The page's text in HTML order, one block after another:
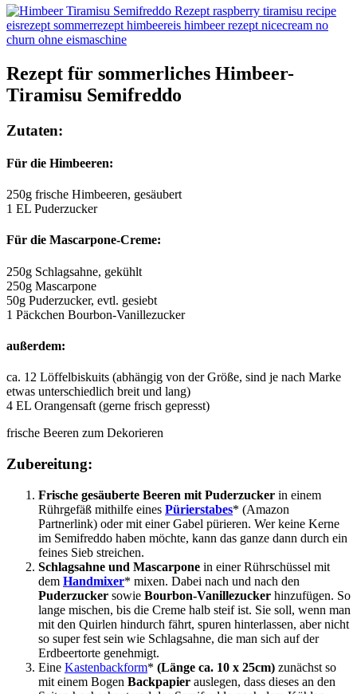
Rezept für sommerliches Himbeer-
Tiramisu Semifreddo
Zutaten:
Für die Himbeeren:
250g frische Himbeeren, gesäubert
1 EL Puderzucker
Für die Mascarpone-Creme:
250g Schlagsahne, gekühlt
250g Mascarpone
50g Puderzucker, evtl. gesiebt
1 Päckchen Bourbon-Vanillezucker
außerdem:
ca. 12 Löffelbiskuits (abhängig von der Größe, sind je nach Marke
etwas unterschiedlich breit und lang)
4 EL Orangensaft (gerne frisch gepresst)
frische Beeren zum Dekorieren
Zubereitung:
Frische gesäuberte Beeren mit Puderzucker in einem
Rührgefäß mithilfe eines Pürierstabes* (Amazon
Partnerlink) oder mit einer Gabel pürieren. Wer keine Kerne
im Semifreddo haben möchte, kann das ganze dann durch ein
feines Sieb streichen.
Schlagsahne und Mascarpone in einer Rührschüssel mit
dem Handmixer* mixen. Dabei nach und nach den
Puderzucker sowie Bourbon-Vanillezucker hinzufügen. So
lange mischen, bis die Creme halb steif ist. Sie soll, wenn man
mit den Quirlen hindurch fährt, spuren hinterlassen, aber nicht
so super fest sein wie Schlagsahne, die man sich auf der
Erdbeertorte genehmigt.
Eine Kastenbackform* (Länge ca. 10 x 25cm) zunächst so
mit einem Bogen Backpapier auslegen, dass dieses an den